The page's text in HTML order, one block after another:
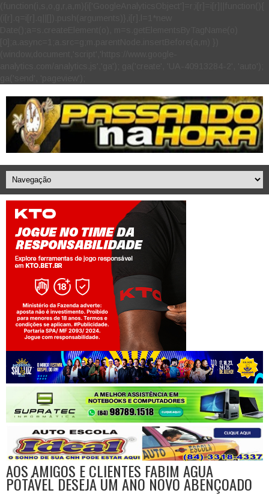
Jogue com responsabilidade. 18+
AOS AMIGOS E CLIENTES FABIM AGUA
POTÁVEL DESEJA UM ANO NOVO ABENÇOADO